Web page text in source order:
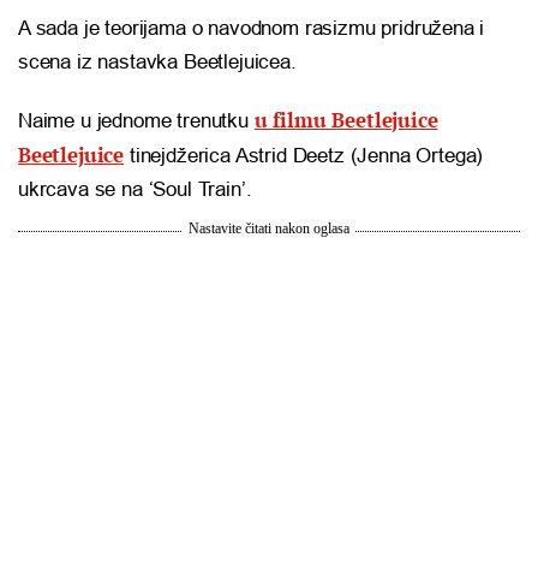
A sada je teorijama o navodnom rasizmu pridružena i
scena iz nastavka Beetlejuicea.
Naime u jednome trenutku u filmu Beetlejuice
Beetlejuice tinejdžerica Astrid Deetz (Jenna Ortega)
ukrcava se na ‘Soul Train’.
Nastavite čitati nakon oglasa